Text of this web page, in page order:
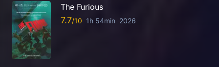
The Furious
7.7 1h 54min 2026